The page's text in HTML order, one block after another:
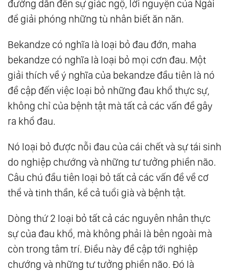
đường dẫn đến sự giác ngộ, lời nguyện của Ngài
để giải phóng những tù nhân biết ăn năn.
Bekandze có nghĩa là loại bỏ đau đớn, maha
bekandze có nghĩa là loại bỏ mọi cơn đau. Một
giải thích về ý nghĩa của bekandze đầu tiên là nó
đề cập đến việc loại bỏ những đau khổ thực sự,
không chỉ của bệnh tật mà tất cả các vấn đề gây
ra khổ đau.
Nó loại bỏ được nỗi đau của cái chết và sự tái sinh
do nghiệp chướng và những tư tưởng phiền não.
Câu chú đầu tiên loại bỏ tất cả các vấn đề về cơ
thể và tinh thần, kể cả tuổi già và bệnh tật.
Dòng thứ 2 loại bỏ tất cả các nguyên nhân thực
sự của đau khổ, mà không phải là bên ngoài mà
còn trong tâm trí. Điều này đề cập tới nghiệp
chướng và những tư tưởng phiền não. Đó là